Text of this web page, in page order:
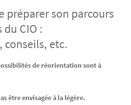
préparer son parcours
CIO :
etc.
de réorientation sont à
être envisagée à la légère.